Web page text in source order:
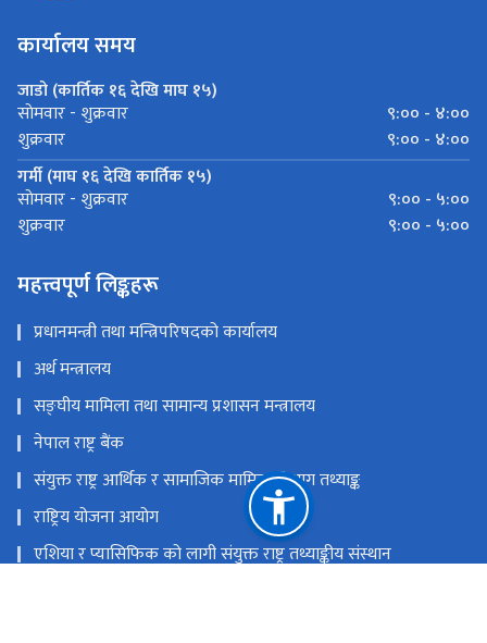
कार्यालय समय
जाडो (कार्तिक १६ देखि माघ १५)
साेमवार - शुक्रवार
९:०० - ४:००
शुक्रवार
९:०० - ४:००
गर्मी (माघ १६ देखि कार्तिक १५)
साेमवार - शुक्रवार
९:०० - ५:००
शुक्रवार
९:०० - ५:००
महत्त्वपूर्ण लिङ्कहरू
प्रधानमन्त्री तथा मन्त्रिपरिषदको कार्यालय
अर्थ मन्त्रालय
सङ्‍घीय मामिला तथा सामान्य प्रशासन मन्त्रालय
नेपाल राष्ट्र बैंक
संयुक्त राष्ट्र आर्थिक र सामाजिक मामिला विभाग तथ्याङ्क
राष्ट्रिय योजना आयोग
एशिया र प्यासिफिक को लागी संयुक्त राष्ट्र तथ्याङ्कीय संस्थान